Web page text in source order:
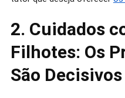
2. Cuidados
Filhotes: Os
São Decisivos